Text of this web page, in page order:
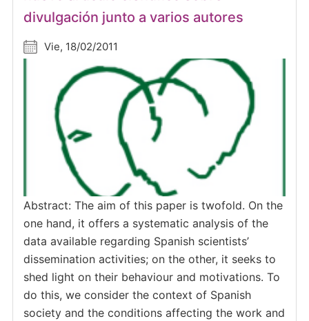
divulgación junto a varios autores
Vie, 18/02/2011
Abstract: The aim of this paper is twofold. On the
one hand, it offers a systematic analysis of the
data available regarding Spanish scientists’
dissemination activities; on the other, it seeks to
shed light on their behaviour and motiva­tions. To
do this, we consider the context of Spanish
society and the conditions affecting the work and